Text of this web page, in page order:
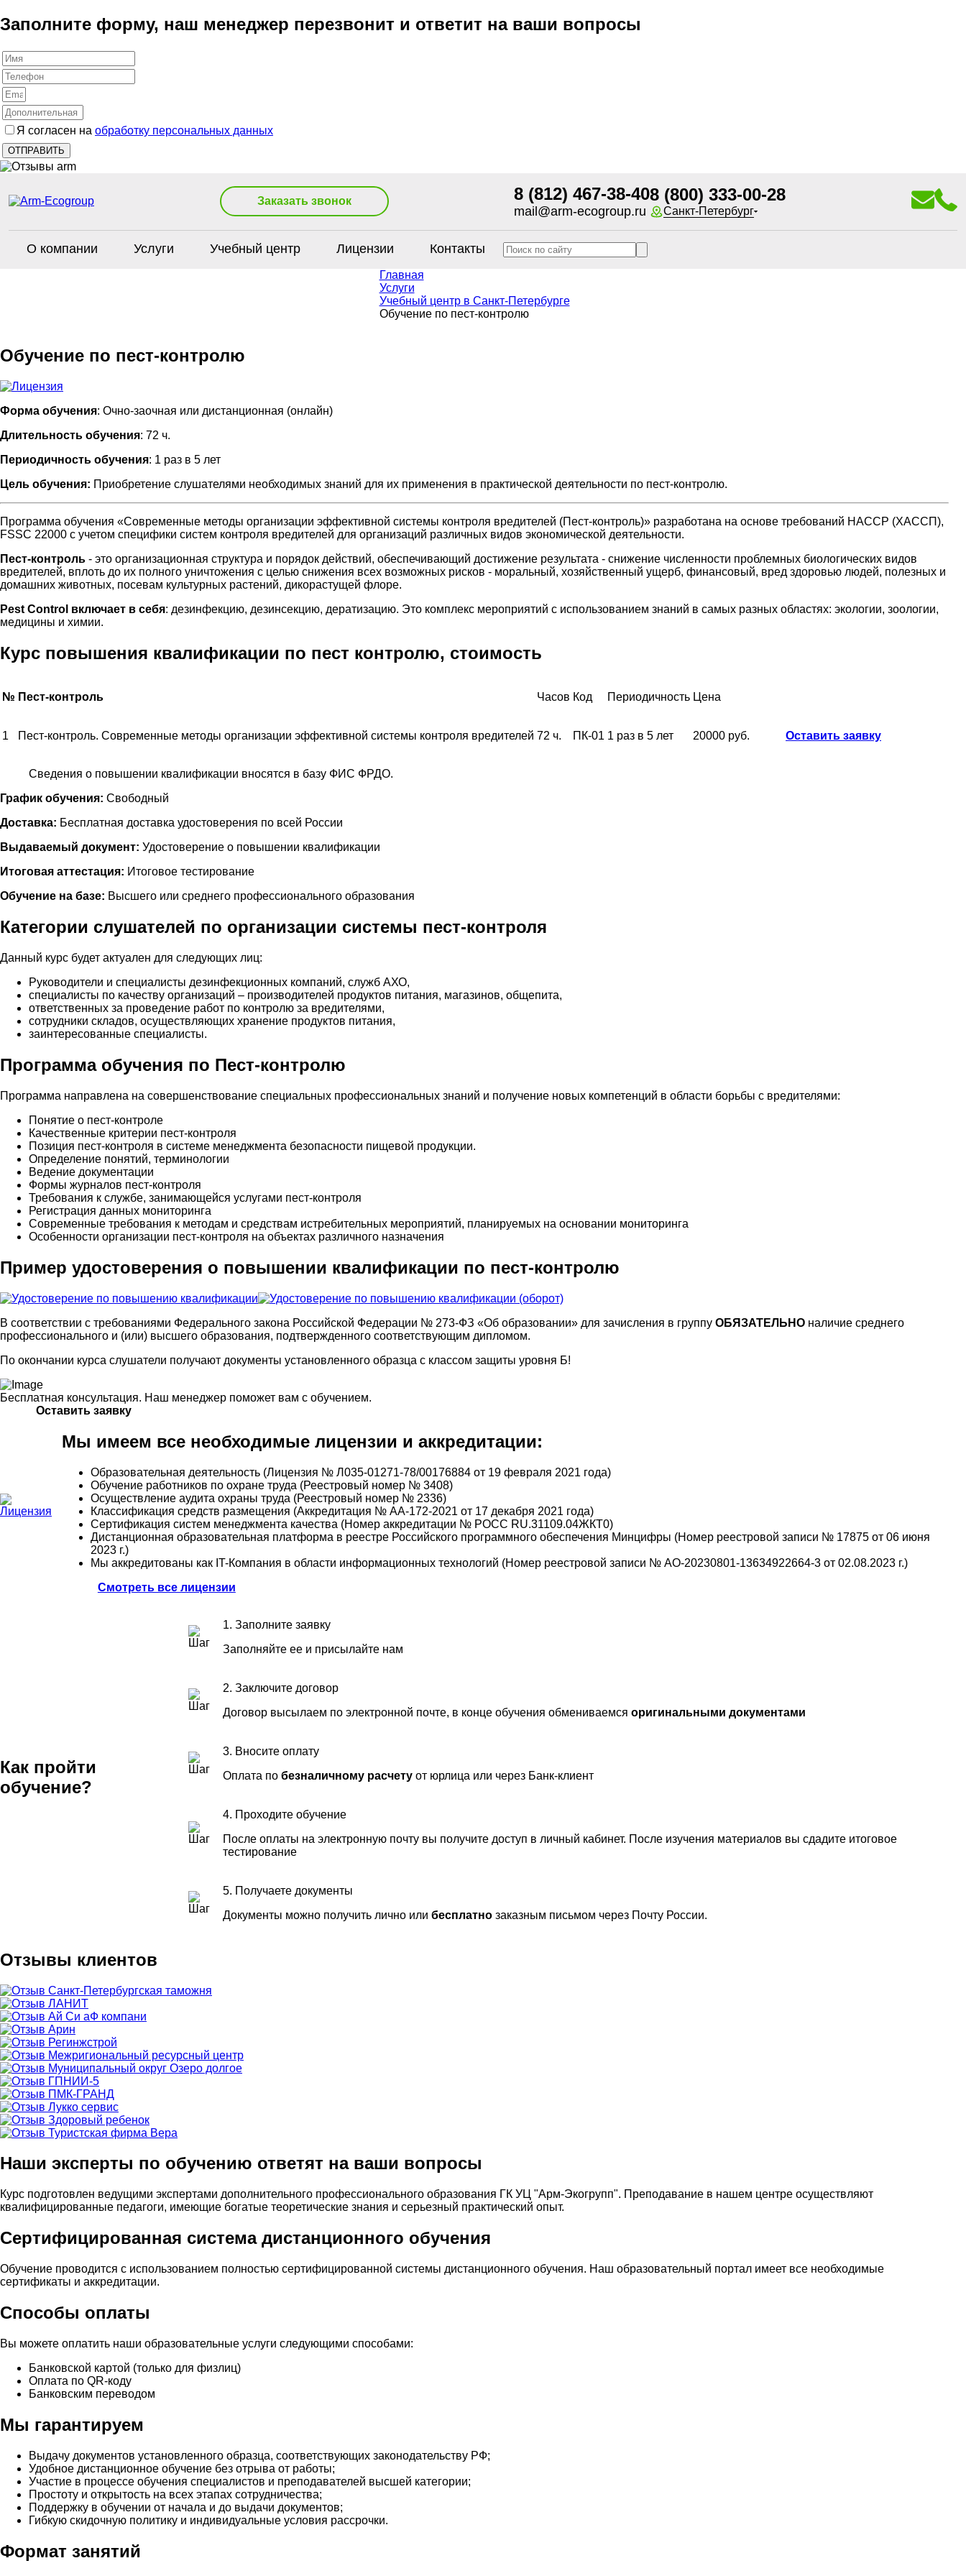
Заполните форму, наш менеджер перезвонит и ответит на ваши вопросы
Я согласен на обработку персональных данных
Заказать звонок 8 (812) 467-38-40
mail@arm-ecogroup.ru
8 (800) 333-00-28
Санкт-Петербург
О компании Услуги Учебный центр Лицензии Контакты
Главная
Услуги
Учебный центр в Санкт-Петербурге
Обучение по пест-контролю
Обучение по пест-контролю
Форма обучения: Очно-заочная или дистанционная (онлайн)
Длительность обучения: 72 ч.
Периодичность обучения: 1 раз в 5 лет
Цель обучения: Приобретение слушателями необходимых знаний для их применения в практической деятельности по пест-контролю.
Программа обучения «Современные методы организации эффективной системы контроля вредителей (Пест-контроль)» разработана на основе требований НАССР (ХАССП),
FSSC 22000 с учетом специфики систем контроля вредителей для организаций различных видов экономической деятельности.
Пест-контроль - это организационная структура и порядок действий, обеспечивающий достижение результата - снижение численности проблемных биологических видов
вредителей, вплоть до их полного уничтожения с целью снижения всех возможных рисков - моральный, хозяйственный ущерб, финансовый, вред здоровью людей, полезных и
домашних животных, посевам культурных растений, дикорастущей флоре.
Pest Control включает в себя: дезинфекцию, дезинсекцию, дератизацию. Это комплекс мероприятий с использованием знаний в самых разных областях: экологии, зоологии,
медицины и химии.
Курс повышения квалификации по пест контролю, стоимость
№ Пест-контроль Часов Код Периодичность Цена
1 Пест-контроль. Современные методы организации эффективной системы контроля вредителей 72 ч. ПК-01 1 раз в 5 лет 20000 руб. Оставить заявку
Сведения о повышении квалификации вносятся в базу ФИС ФРДО.
График обучения: Свободный
Доставка: Бесплатная доставка удостоверения по всей России
Выдаваемый документ: Удостоверение о повышении квалификации
Итоговая аттестация: Итоговое тестирование
Обучение на базе: Высшего или среднего профессионального образования
Категории слушателей по организации системы пест-контроля
Данный курс будет актуален для следующих лиц:
Руководители и специалисты дезинфекционных компаний, служб АХО,
специалисты по качеству организаций – производителей продуктов питания, магазинов, общепита,
ответственных за проведение работ по контролю за вредителями,
сотрудники складов, осуществляющих хранение продуктов питания,
заинтересованные специалисты.
Программа обучения по Пест-контролю
Программа направлена на совершенствование специальных профессиональных знаний и получение новых компетенций в области борьбы с вредителями:
Понятие о пест-контроле
Качественные критерии пест-контроля
Позиция пест-контроля в системе менеджмента безопасности пищевой продукции.
Определение понятий, терминологии
Ведение документации
Формы журналов пест-контроля
Требования к службе, занимающейся услугами пест-контроля
Регистрация данных мониторинга
Современные требования к методам и средствам истребительных мероприятий, планируемых на основании мониторинга
Особенности организации пест-контроля на объектах различного назначения
Пример удостоверения о повышении квалификации по пест-контролю
В соответствии с требованиями Федерального закона Российской Федерации № 273-ФЗ «Об образовании» для зачисления в группу ОБЯЗАТЕЛЬНО наличие среднего
профессионального и (или) высшего образования, подтвержденного соответствующим дипломом.
По окончании курса слушатели получают документы установленного образца с классом защиты уровня Б!
Бесплатная консультация. Наш менеджер поможет вам с обучением.
Оставить заявку
Мы имеем все необходимые лицензии и аккредитации:
Образовательная деятельность (Лицензия № Л035-01271-78/00176884 от 19 февраля 2021 года)
Обучение работников по охране труда (Реестровый номер № 3408)
Осуществление аудита охраны труда (Реестровый номер № 2336)
Классификация средств размещения (Аккредитация № АА-172-2021 от 17 декабря 2021 года)
Сертификация систем менеджмента качества (Номер аккредитации № РОСС RU.31109.04ЖКТ0)
Дистанционная образовательная платформа в реестре Российского программного обеспечения Минцифры (Номер реестровой записи № 17875 от 06 июня
2023 г.)
Мы аккредитованы как IT-Компания в области информационных технологий (Номер реестровой записи № АО-20230801-13634922664-3 от 02.08.2023 г.)
Смотреть все лицензии
Как пройти
обучение?
1. Заполните заявку
Заполняйте ее и присылайте нам
2. Заключите договор
Договор высылаем по электронной почте, в конце обучения обмениваемсяоригинальными документами
3. Вносите оплату
Оплата побезналичному расчету от юрлица или через Банк-клиент
4. Проходите обучение
После оплаты на электронную почту вы получите доступ в личный кабинет. После изучения материалов вы сдадите итоговое
тестирование
5. Получаете документы
Документы можно получить лично илибесплатно заказным письмом через Почту России.
Отзывы клиентов
Наши эксперты по обучению ответят на ваши вопросы
Курс подготовлен ведущими экспертами дополнительного профессионального образования ГК УЦ "Арм-Экогрупп". Преподавание в нашем центре осуществляют
квалифицированные педагоги, имеющие богатые теоретические знания и серьезный практический опыт.
Сертифицированная система дистанционного обучения
Обучение проводится с использованием полностью сертифицированной системы дистанционного обучения. Наш образовательный портал имеет все необходимые
сертификаты и аккредитации.
Способы оплаты
Вы можете оплатить наши образовательные услуги следующими способами:
Банковской картой (только для физлиц)
Оплата по QR-коду
Банковским переводом
Мы гарантируем
Выдачу документов установленного образца, соответствующих законодательству РФ;
Удобное дистанционное обучение без отрыва от работы;
Участие в процессе обучения специалистов и преподавателей высшей категории;
Простоту и открытость на всех этапах сотрудничества;
Поддержку в обучении от начала и до выдачи документов;
Гибкую скидочную политику и индивидуальные условия рассрочки.
Формат занятий